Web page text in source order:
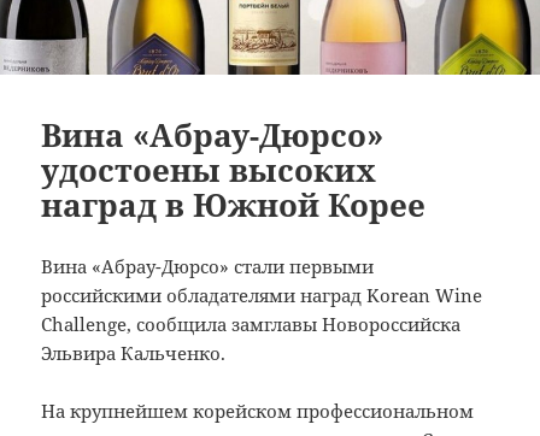
Вина «Абрау-Дюрсо»
удостоены высоких
наград в Южной Корее
Вина «Абрау-Дюрсо» стали первыми
российскими обладателями наград Korean Wine
Challenge, сообщила замглавы Новороссийска
Эльвира Кальченко.
На крупнейшем корейском профессиональном